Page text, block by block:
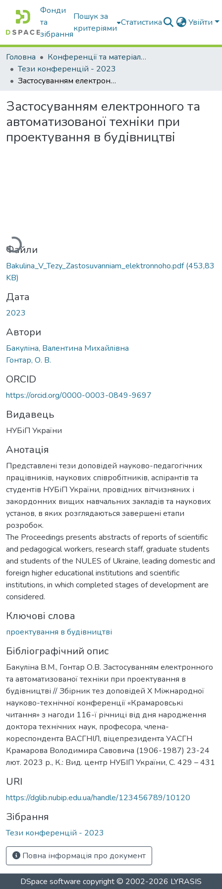
Фонди
та
зібрання
Пошук за
критеріями
Статистика Увійти
Головна
Конференції та матеріали конференцій
Тези конференцій - 2023
Застосуванням електронного та автоматизованої техніки при проектування в будівництві
Застосуванням електронного та
автоматизованої техніки при
проектування в будівництві
Вантажиться...
Файли
Bakulina_V_Tezy_Zastosuvanniam_elektronnoho.pdf(453,83
KB)
Дата
2023
Автори
Бакуліна, Валентина Михайлівна
Гонтар, О. В.
ORCID
https://orcid.org/0000-0003-0849-9697
Видавець
НУБіП України
Анотація
Представлені тези доповідей науково-педагогічних
працівників, наукових співробітників, аспірантів та
студентів НУБіП України, провідних вітчизняних і
закордонних вищих навчальних закладів та наукових
установ, в яких розглядаються завершені етапи
розробок.
The Proceedings presents abstracts of reports of scientific
and pedagogical workers, research staff, graduate students
and students of the NULES of Ukraine, leading domestic and
foreign higher educational institutions and scientific
institutions, in which completed stages of development are
considered.
Ключові слова
проектування в будівництві
Бібліографічний опис
Бакуліна В.М., Гонтар О.В. Застосуванням електронного
та автоматизованої техніки при проектування в
будівництві // Збірник тез доповідей Х Міжнародної
науково-технічної конференції «Крамаровські
читання» з нагоди 116-ї річниці від дня народження
доктора технічних наук, професора, члена-
кореспондента ВАСГНІЛ, віцепрезидента УАСГН
Крамарова Володимира Савовича (1906-1987) 23-24
лют. 2023 р., К.: Вид. центр НУБІП України, С. 429 – 431
URI
https://dglib.nubip.edu.ua/handle/123456789/10120
Зібрання
Тези конференцій - 2023
Повна інформація про документ
DSpace software copyright © 2002-2026 LYRASIS